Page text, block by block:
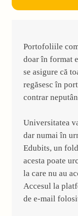
Portofoliile
doar în format
se asigure că
regăsesc în
contrar
Universitatea
dar numai în
Edubits, un
acesta poate
la care nu au
Accesul la
de e-mail